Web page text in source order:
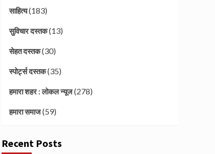
साहित्य(183)
सुविचार दस्तक(13)
सेहत दस्तक(30)
स्पोर्ट्स दस्तक(35)
हमारा शहर : लोकल न्यूज(278)
हमारा समाज(59)
Recent Posts